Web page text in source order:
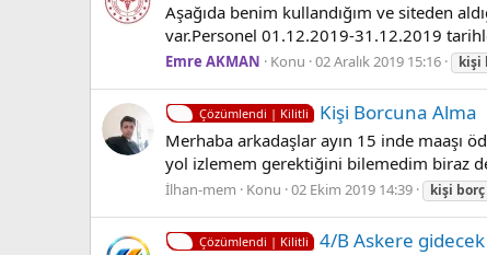
Aşağıda benim kullandığım ve siteden
var.Personel 01.12.2019-31.12.2019
Emre AKMAN Konu 02 Aralık 2019 15:16 kişi
Çözümlendi | Kilitli Kişi Borcuna Alma
Merhaba arkadaşlar ayın 15 inde maaşı
yol izlemem gerektiğini bilemedim biraz
İlhan-mem Konu 02 Ekim 2019 14:39 kişi borç
Çözümlendi | Kilitli 4/B Askere